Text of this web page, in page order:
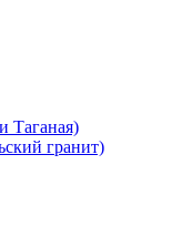
Таганая)
гранит)